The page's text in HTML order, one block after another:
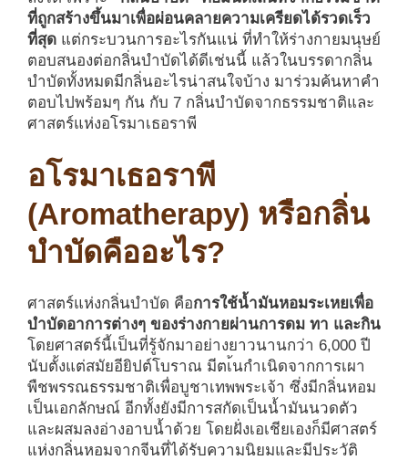
ที่ถูกสร้างขึ้นมาเพื่อผ่อนคลายความเครียดได้รวดเร็ว
ที่สุด แต่กระบวนการอะไรกันแน่ ที่ทำให้ร่างกายมนุษย์
ตอบสนองต่อกลิ่นบำบัดได้ดีเช่นนี้ แล้วในบรรดากลิ่น
บำบัดทั้งหมดมีกลิ่นอะไรน่าสนใจบ้าง มาร่วมค้นหาคำ
ตอบไปพร้อมๆ กัน กับ 7 กลิ่นบำบัดจากธรรมชาติและ
ศาสตร์แห่งอโรมาเธอราพี
อโรมาเธอราพี
(Aromatherapy) หรือกลิ่น
บำบัดคืออะไร?
ศาสตร์แห่งกลิ่นบำบัด คือการใช้น้ำมันหอมระเหยเพื่อ
บำบัดอาการต่างๆ ของร่างกายผ่านการดม ทา และกิน
โดยศาสตร์นี้เป็นที่รู้จักมาอย่างยาวนานกว่า 6,000 ปี
นับตั้งแต่สมัยอียิปต์โบราณ มีตเ้นกำเนิดจากการเผา
พืชพรรณธรรมชาติเพื่อบูชาเทพพระเจ้า ซึ่งมีกลิ่นหอม
เป็นเอกลักษณ์ อีกทั้งยังมีการสกัดเป็นน้ำมันนวดตัว
และผสมลงอ่างอาบน้ำด้วย โดยฝั่งเอเชียเองก็มีศาสตร์
แห่งกลิ่นหอมจากจีนที่ได้รับความนิยมและมีประวัติ